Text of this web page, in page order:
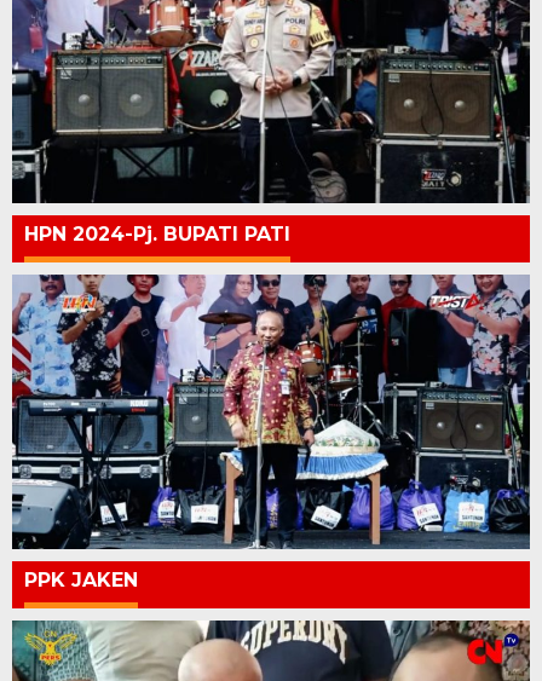
HPN 2024-Pj. BUPATI PATI
PPK JAKEN